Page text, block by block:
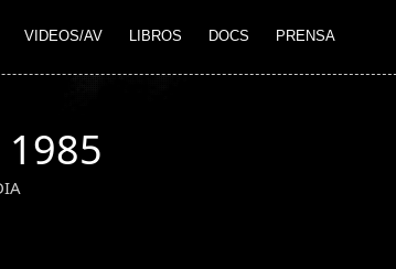
VIDEOS/AV LIBROS DOCS PRENSA
1985